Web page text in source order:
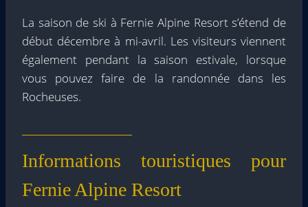
La saison de ski à Fernie Alpine Resort s’étend de
début décembre à mi-avril. Les visiteurs viennent
également pendant la saison estivale, lorsque
vous pouvez faire de la randonnée dans les
Rocheuses.
Informations touristiques pour
Fernie Alpine Resort